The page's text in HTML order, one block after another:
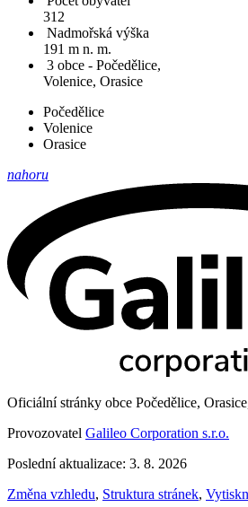
312
Nadmořská výška
191 m n. m.
3 obce - Počedělice,
Volenice, Orasice
Počedělice
Volenice
Orasice
nahoru
Oficiální stránky obce Počedělice,
Provozovatel Galileo Corporation s.r.o.
Poslední aktualizace: 3. 8. 2026
Změna vzhledu, Struktura stránek,